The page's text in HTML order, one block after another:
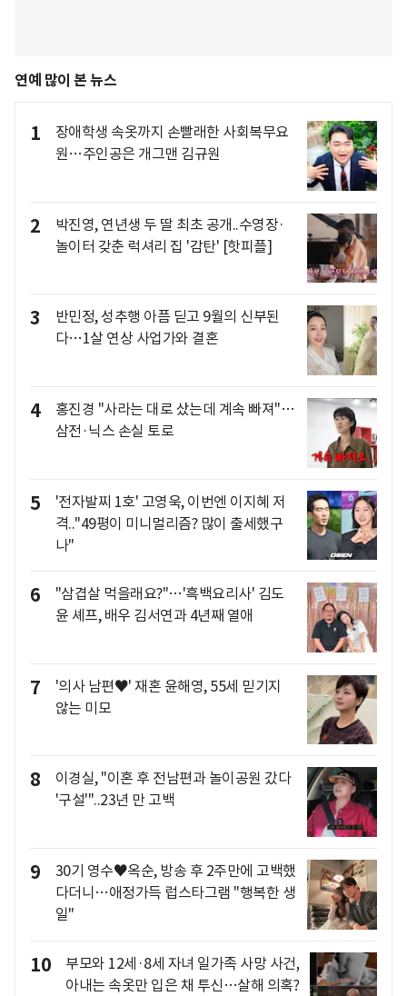
연예 많이 본 뉴스
1
장애학생 속옷까지 손빨래한 사회복무요
원…주인공은 개그맨 김규원
2
박진영, 연년생 두 딸 최초 공개..수영장·
놀이터 갖춘 럭셔리 집 '감탄' [핫피플]
3
반민정, 성추행 아픔 딛고 9월의 신부된
다…1살 연상 사업가와 결혼
4
홍진경 "사라는 대로 샀는데 계속 빠져"…
삼전·닉스 손실 토로
5
'전자발찌 1호' 고영욱, 이번엔 이지혜 저
격.."49평이 미니멀리즘? 많이 출세했구
나"
6
"삼겹살 먹을래요?"…'흑백요리사' 김도
윤 셰프, 배우 김서연과 4년째 열애
7
'의사 남편♥' 재혼 윤해영, 55세 믿기지
않는 미모
8
이경실, "이혼 후 전남편과 놀이공원 갔다
'구설'"..23년 만 고백
9
30기 영수♥옥순, 방송 후 2주만에 고백했
다더니…애정가득 럽스타그램 "행복한 생
일"
10
부모와 12세·8세 자녀 일가족 사망 사건,
아내는 속옷만 입은 채 투신…살해 의혹?